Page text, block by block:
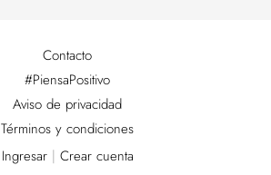
Contacto
#PiensaPositivo
Aviso de privacidad
Términos y condiciones
Ingresar| Crear cuenta